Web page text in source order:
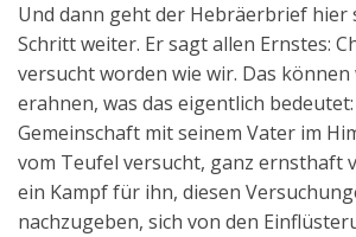
Und dann geht der Hebräerbrief hier
Schritt weiter. Er sagt allen Ernstes:
versucht worden wie wir. Das können
erahnen, was das eigentlich
Gemeinschaft mit seinem Vater im
vom Teufel versucht, ganz ernsthaft
ein Kampf für ihn, diesen
nachzugeben, sich von den